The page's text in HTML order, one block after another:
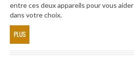
entre ces deux appareils pour vous aider
dans votre choix.
PLUS